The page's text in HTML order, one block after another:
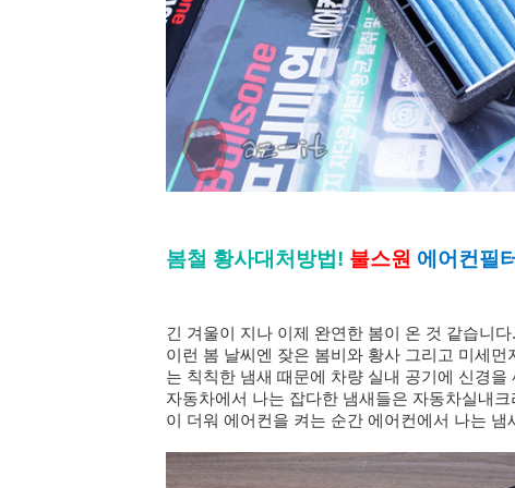
봄철 황사대처방법! 불스원 에어컨필터
긴 겨울이 지나 이제 완연한 봄이 온 것 같습니
이런 봄 날씨엔 잦은 봄비와 황사 그리고 미세
는 칙칙한 냄새 때문에 차량 실내 공기에 신경을
자동차에서 나는 잡다한 냄새들은 자동차실내
이 더워 에어컨을 켜는 순간 에어컨에서 나는